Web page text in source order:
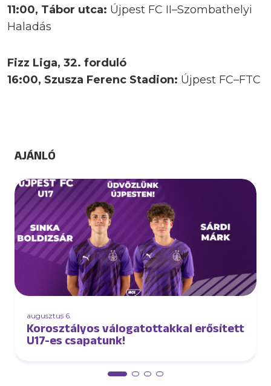
11:00, Tábor utca: Újpest FC II–Szombathelyi
Haladás
Fizz Liga, 32. forduló
16:00, Szusza Ferenc Stadion: Újpest FC–FTC
AJÁNLÓ
augusztus 6.
Korosztályos válogatottakkal erősített
U17-es csapatunk!